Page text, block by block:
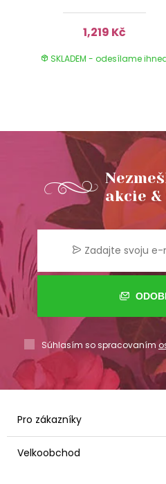
1,219 Kč
SKLADEM - odesílame
akcie &
Súhlasím so spracovaním
Pro zákazníky
Velkoobchod